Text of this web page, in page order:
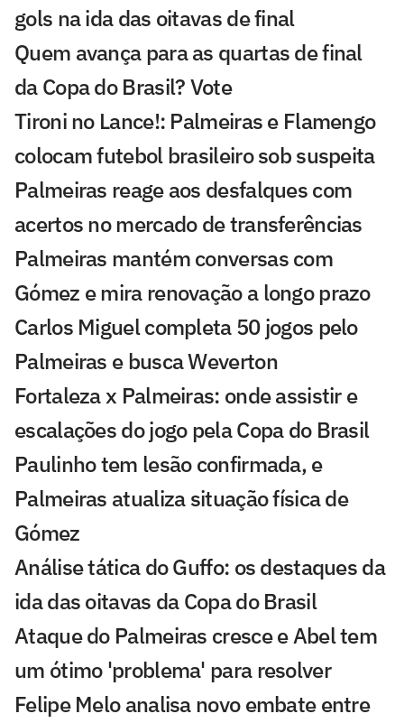
gols na ida das oitavas de final
Quem avança para as quartas de final
da Copa do Brasil? Vote
Tironi no Lance!: Palmeiras e Flamengo
colocam futebol brasileiro sob suspeita
Palmeiras reage aos desfalques com
acertos no mercado de transferências
Palmeiras mantém conversas com
Gómez e mira renovação a longo prazo
Carlos Miguel completa 50 jogos pelo
Palmeiras e busca Weverton
Fortaleza x Palmeiras: onde assistir e
escalações do jogo pela Copa do Brasil
Paulinho tem lesão confirmada, e
Palmeiras atualiza situação física de
Gómez
Análise tática do Guffo: os destaques da
ida das oitavas da Copa do Brasil
Ataque do Palmeiras cresce e Abel tem
um ótimo 'problema' para resolver
Felipe Melo analisa novo embate entre